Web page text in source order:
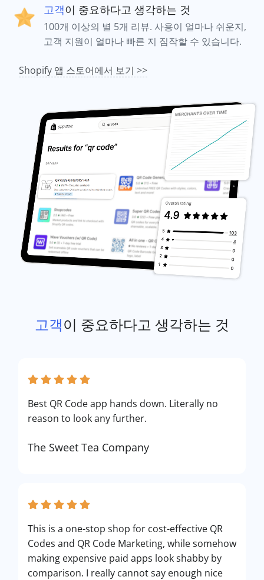
고객이 중요하다고 생각하는 것
100개 이상의 별 5개 리뷰. 사용이 얼마나 쉬운지,
고객 지원이 얼마나 빠른 지 짐작할 수 있습니다.
Shopify 앱 스토어에서 보기 >>
고객이 중요하다고 생각하는 것
Best QR Code app hands down. Literally no
reason to look any further.
The Sweet Tea Company
This is a one-stop shop for cost-effective QR
Codes and QR Code Marketing, while somehow
making expensive paid apps look shabby by
comparison. I really cannot say enough nice